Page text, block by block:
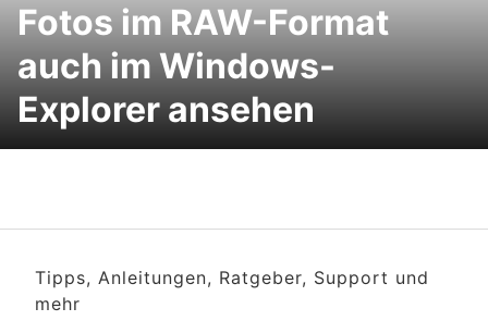
Fotos im RAW-Format
auch im Windows-
Explorer ansehen
Tipps, Anleitungen, Ratgeber, Support und
mehr